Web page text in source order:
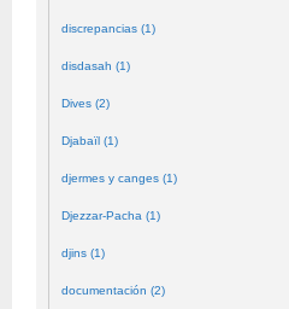
discrepancias (1)
disdasah (1)
Dives (2)
Djabaïl (1)
djermes y canges (1)
Djezzar-Pacha (1)
djins (1)
documentación (2)